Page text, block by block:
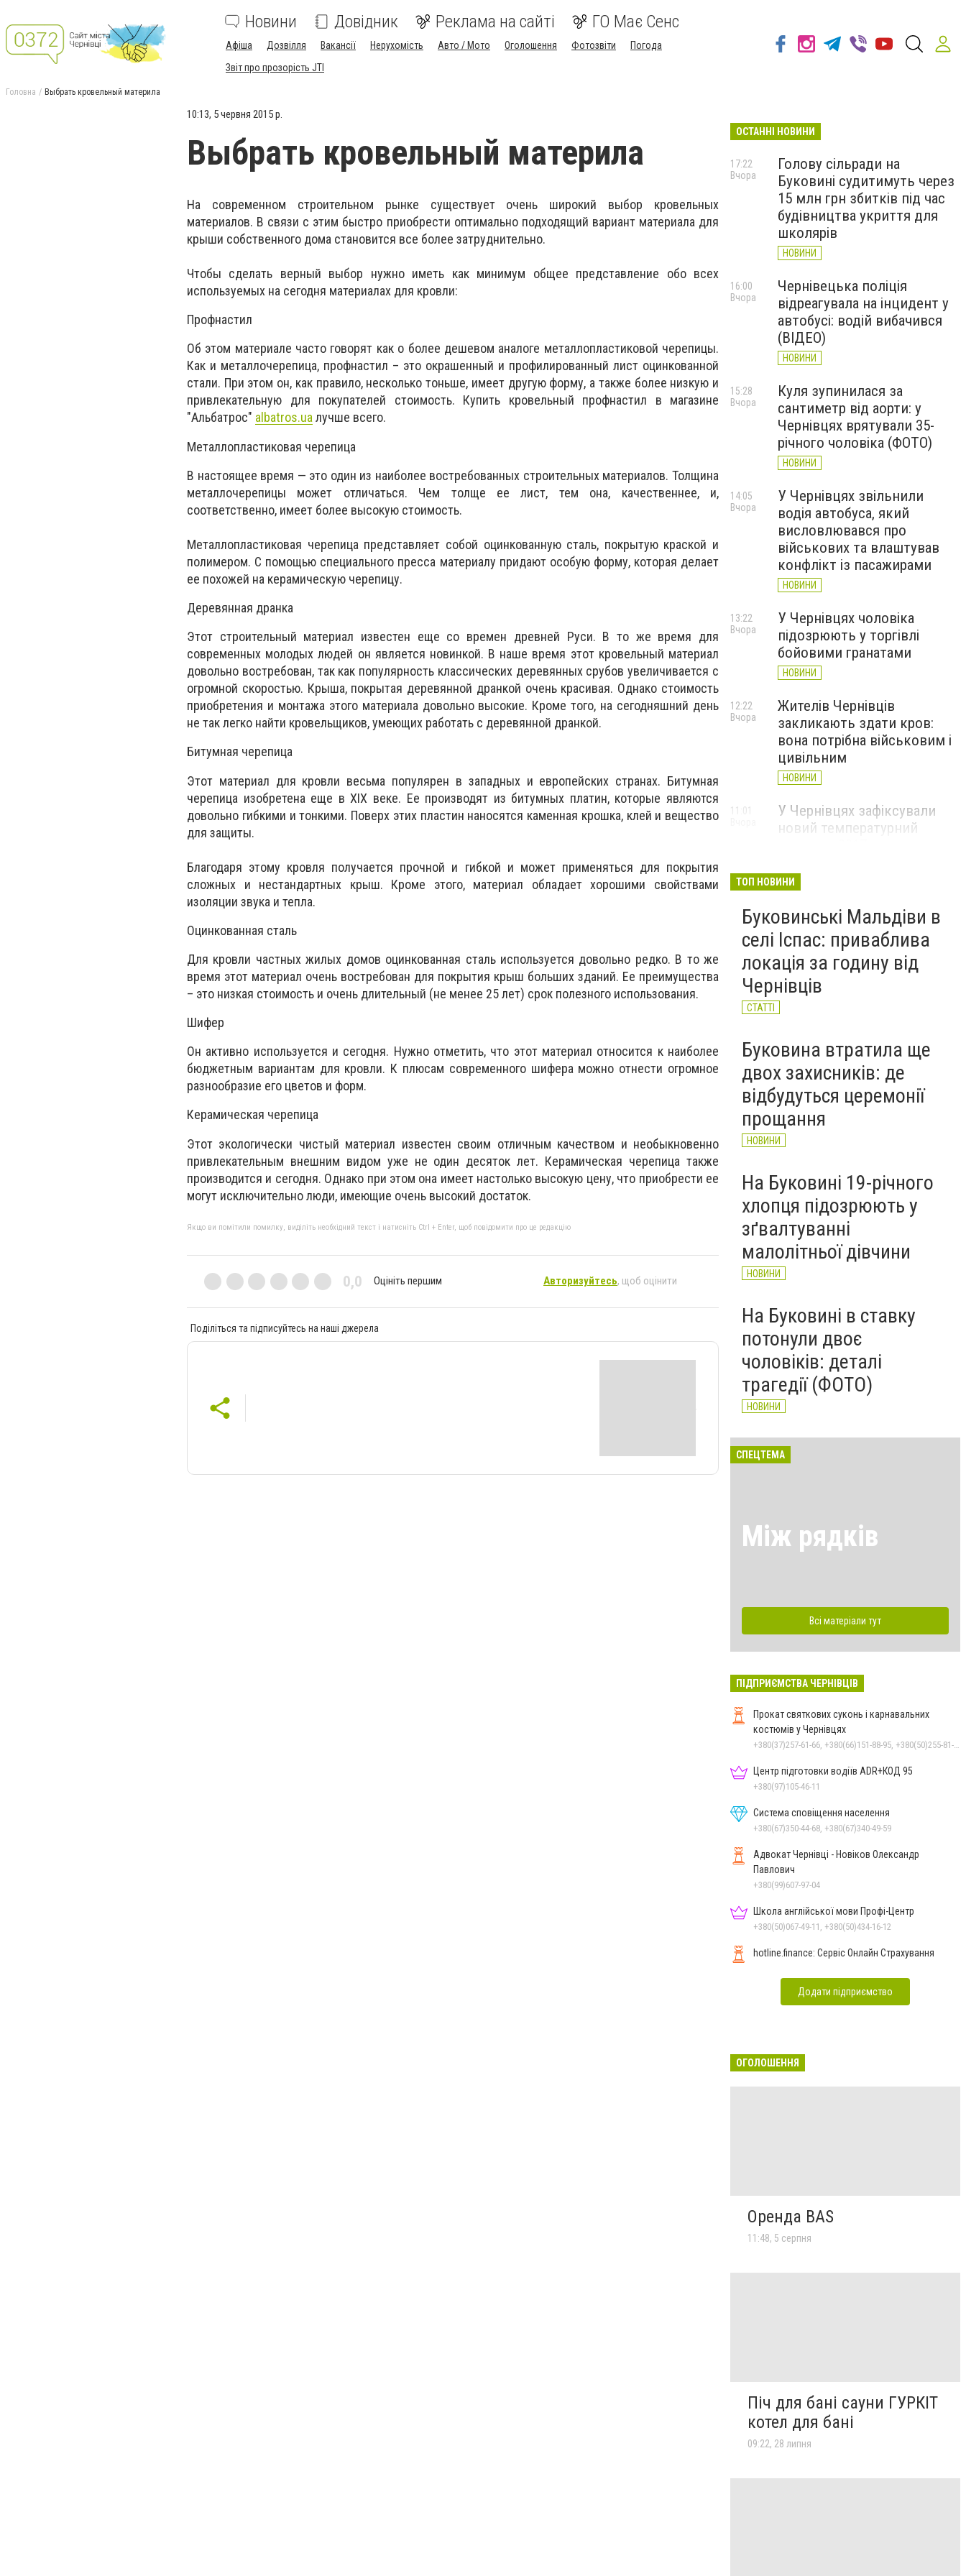
Новини Довідник Реклама на сайті ГО Має Сенс
Афіша Дозвілля Вакансії Нерухомість Авто / Мото Оголошення Фотозвіти
Погода
Звіт про прозорість JTI
Головна Выбрать кровельный материла
10:13, 5 червня 2015 р.
Выбрать кровельный материла
На современном строительном рынке существует очень широкий выбор кровельных
материалов. В связи с этим быстро приобрести оптимально подходящий вариант материала для
крыши собственного дома становится все более затруднительно.
Чтобы сделать верный выбор нужно иметь как минимум общее представление обо всех
используемых на сегодня материалах для кровли:
Профнастил
Об этом материале часто говорят как о более дешевом аналоге металлопластиковой черепицы.
Как и металлочерепица, профнастил – это окрашенный и профилированный лист оцинкованной
стали. При этом он, как правило, несколько тоньше, имеет другую форму, а также более низкую и
привлекательную для покупателей стоимость. Купить кровельный профнастил в магазине
"Альбатрос" albatros.uaлучше всего.
Металлопластиковая черепица
В настоящее время — это один из наиболее востребованных строительных материалов. Толщина
металлочерепицы может отличаться. Чем толще ее лист, тем она, качественнее, и,
соответственно, имеет более высокую стоимость.
Металлопластиковая черепица представляет собой оцинкованную сталь, покрытую краской и
полимером. С помощью специального пресса материалу придают особую форму, которая делает
ее похожей на керамическую черепицу.
Деревянная дранка
Этот строительный материал известен еще со времен древней Руси. В то же время для
современных молодых людей он является новинкой. В наше время этот кровельный материал
довольно востребован, так как популярность классических деревянных срубов увеличивается с
огромной скоростью. Крыша, покрытая деревянной дранкой очень красивая. Однако стоимость
приобретения и монтажа этого материала довольно высокие. Кроме того, на сегодняшний день
не так легко найти кровельщиков, умеющих работать с деревянной дранкой.
Битумная черепица
Этот материал для кровли весьма популярен в западных и европейских странах. Битумная
черепица изобретена еще в XIX веке. Ее производят из битумных платин, которые являются
довольно гибкими и тонкими. Поверх этих пластин наносятся каменная крошка, клей и вещество
для защиты.
Благодаря этому кровля получается прочной и гибкой и может применяться для покрытия
сложных и нестандартных крыш. Кроме этого, материал обладает хорошими свойствами
изоляции звука и тепла.
Оцинкованная сталь
Для кровли частных жилых домов оцинкованная сталь используется довольно редко. В то же
время этот материал очень востребован для покрытия крыш больших зданий. Ее преимущества
– это низкая стоимость и очень длительный (не менее 25 лет) срок полезного использования.
Шифер
Он активно используется и сегодня. Нужно отметить, что этот материал относится к наиболее
бюджетным вариантам для кровли. К плюсам современного шифера можно отнести огромное
разнообразие его цветов и форм.
Керамическая черепица
Этот экологически чистый материал известен своим отличным качеством и необыкновенно
привлекательным внешним видом уже не один десяток лет. Керамическая черепица также
производится и сегодня. Однако при этом она имеет настолько высокую цену, что приобрести ее
могут исключительно люди, имеющие очень высокий достаток.
Якщо ви помітили помилку, виділіть необхідний текст і натисніть Ctrl + Enter, щоб повідомити про це редакцію
0,0 Оцініть першим Авторизуйтесь, щоб оцінити
Поділіться та підписуйтесь на наші джерела
ОСТАННІ НОВИНИ
Голову сільради на
Буковині судитимуть через
15 млн грн збитків під час
будівництва укриття для
школярів
НОВИНИ
17:22
Вчора
Чернівецька поліція
відреагувала на інцидент у
автобусі: водій вибачився
(ВІДЕО)
НОВИНИ
16:00
Вчора
Куля зупинилася за
сантиметр від аорти: у
Чернівцях врятували 35-
річного чоловіка (ФОТО)
НОВИНИ
15:28
Вчора
У Чернівцях звільнили
водія автобуса, який
висловлювався про
військових та влаштував
конфлікт із пасажирами
НОВИНИ
14:05
Вчора
У Чернівцях чоловіка
підозрюють у торгівлі
бойовими гранатами
НОВИНИ
13:22
Вчора
Жителів Чернівців
закликають здати кров:
вона потрібна військовим і
цивільним
НОВИНИ
12:22
Вчора
У Чернівцях зафіксували
новий температурний
11:01
області обмежили рух
великовагового транспорту
НОВИНИ
Вчора
ТОП НОВИНИ
Буковинські Мальдіви в
селі Іспас: приваблива
локація за годину від
Чернівців
СТАТТІ
Буковина втратила ще
двох захисників: де
відбудуться церемонії
прощання
НОВИНИ
На Буковині 19-річного
хлопця підозрюють у
зґвалтуванні
малолітньої дівчини
НОВИНИ
На Буковині в ставку
потонули двоє
чоловіків: деталі
трагедії (ФОТО)
НОВИНИ
СПЕЦТЕМА
Між рядків
Всі матеріали тут
ПІДПРИЄМСТВА ЧЕРНІВЦІВ
Прокат святкових суконь і карнавальних
костюмів у Чернівцях
Центр підготовки водіїв ADR+КОД 95
+380(97)105-46-11
Система сповіщення населення
+380(67)350-44-68, +380(67)340-49-59
Адвокат Чернівці - Новіков Олександр
Павлович
+380(99)607-97-04
Школа англійської мови Профі-Центр
+380(50)067-49-11, +380(50)434-16-12
hotline.finance: Сервіс Онлайн Страхування
Додати підприємство
ОГОЛОШЕННЯ
Оренда BAS
11:48, 5 серпня
Піч для бані сауни ГУРКІТ
котел для бані
09:22, 28 липня